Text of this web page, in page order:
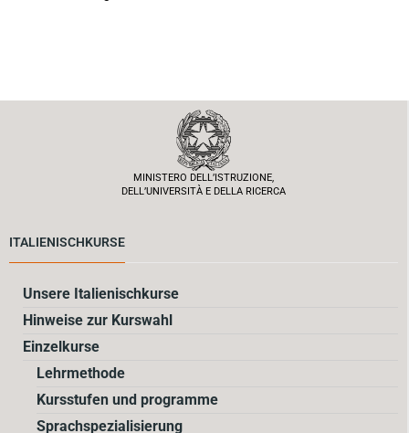
MINISTERO DELL’ISTRUZIONE,
DELL’UNIVERSITÀ E DELLA RICERCA
ITALIENISCHKURSE
Unsere Italienischkurse
Hinweise zur Kurswahl
Einzelkurse
Lehrmethode
Kursstufen und programme
Sprachspezialisierung